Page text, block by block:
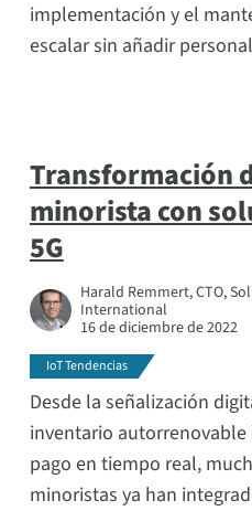
implementación y el
escalar sin añadir
Transformación
minorista con
5G
Harald Remmert, CTO,
International
16 de diciembre de 2022
IoT Tendencias
Desde la señalización
inventario
pago en tiempo real,
minoristas ya han